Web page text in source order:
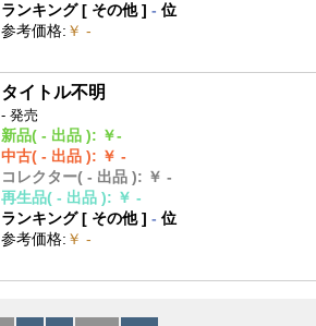
ランキング [ その他]- 位
参考価格: ￥ -
タイトル不明
- 発売
新品( - 出品 ): ￥-
中古( - 出品 ): ￥ -
コレクター( - 出品 ): ￥ -
再生品( - 出品 ): ￥ -
ランキング [ その他]- 位
参考価格: ￥ -